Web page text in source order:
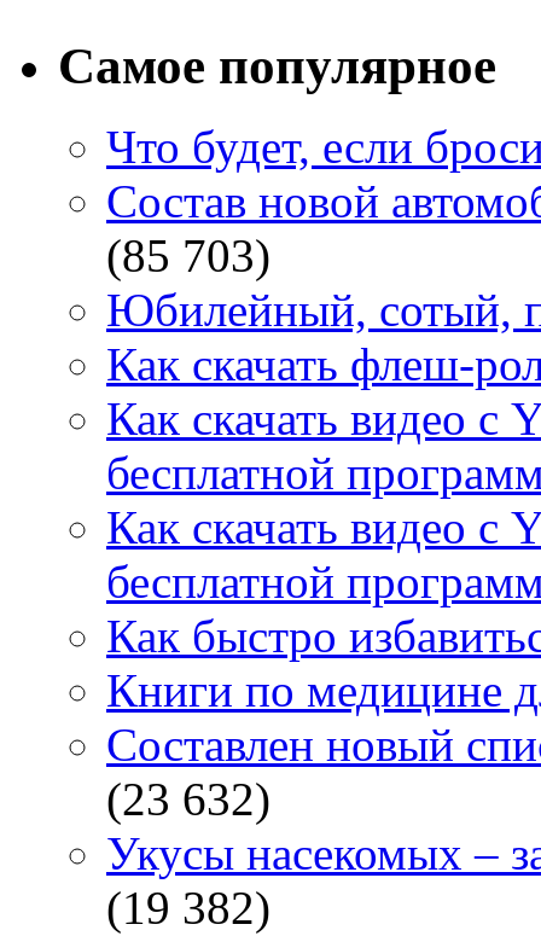
Самое популярное
Что будет, если
Состав новой
(85 703)
Юбилейный, сотый,
Как скачать флеш-
Как скачать видео с
бесплатной
Как скачать видео с
бесплатной
Как быстро
Книги по медицине
Составлен новый
(23 632)
Укусы насекомых –
(19 382)